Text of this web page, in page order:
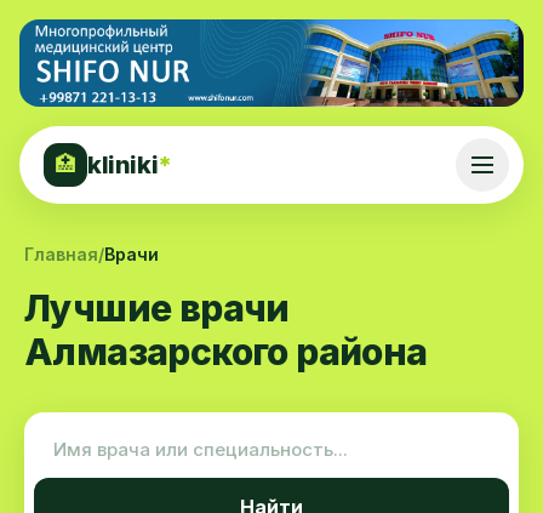
🏥 kliniki*
Главная/Врачи
Лучшие врачи
Алмазарского района
Найти